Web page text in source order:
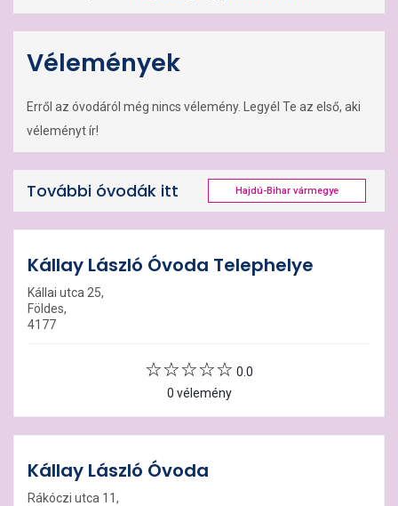
Vélemények
Erről az óvodáról még nincs vélemény. Legyél Te az első, aki
véleményt ír!
További óvodák itt Hajdú-Bihar vármegye
Kállay László Óvoda Telephelye
Kállai utca 25,
Földes,
4177
0.0
0 vélemény
Kállay László Óvoda
Rákóczi utca 11,